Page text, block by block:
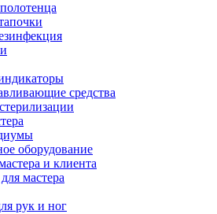
средства
оборудование
и клиента
мастера
рук и ног